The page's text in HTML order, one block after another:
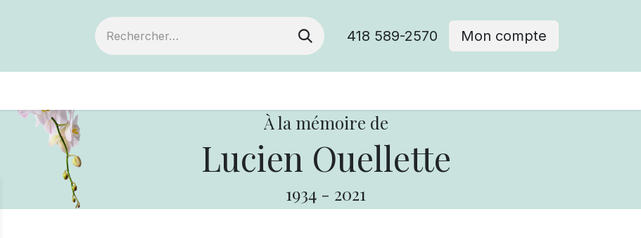
418 589-2570 Mon compte
À la mémoire de
Lucien Ouellette
1934 - 2021